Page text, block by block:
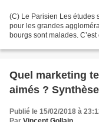
(C) Le Parisien Les études
pour les grandes
bourgs sont malades.
Quel marketing
aimés ?
Publié le 15/02/2018 à